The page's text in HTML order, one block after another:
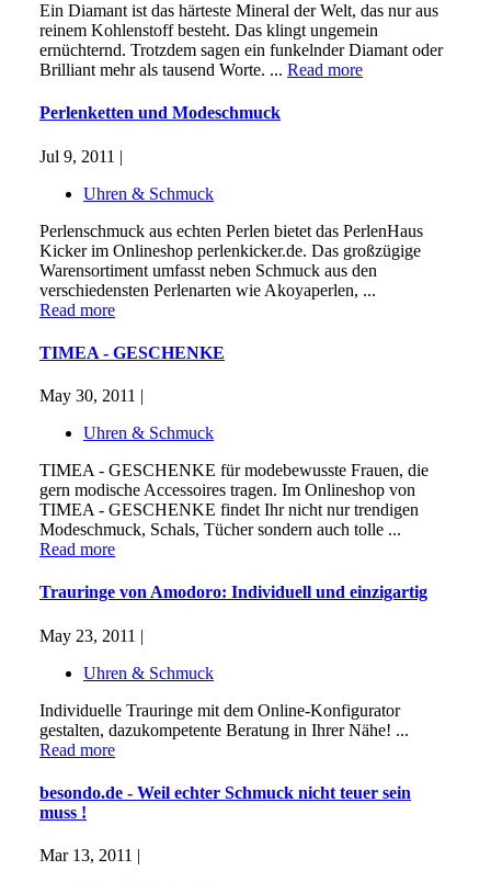
Ein Diamant ist das härteste Mineral der Welt, das nur aus
reinem Kohlenstoff besteht. Das klingt ungemein
ernüchternd. Trotzdem sagen ein funkelnder Diamant oder
Brilliant mehr als tausend Worte. ... Read more
Perlenketten und Modeschmuck
Jul 9, 2011 |
Uhren & Schmuck
Perlenschmuck aus echten Perlen bietet das PerlenHaus
Kicker im Onlineshop perlenkicker.de. Das großzügige
Warensortiment umfasst neben Schmuck aus den
verschiedensten Perlenarten wie Akoyaperlen, ...
Read more
TIMEA - GESCHENKE
May 30, 2011 |
Uhren & Schmuck
TIMEA - GESCHENKE für modebewusste Frauen, die
gern modische Accessoires tragen. Im Onlineshop von
TIMEA - GESCHENKE findet Ihr nicht nur trendigen
Modeschmuck, Schals, Tücher sondern auch tolle ...
Read more
Trauringe von Amodoro: Individuell und einzigartig
May 23, 2011 |
Uhren & Schmuck
Individuelle Trauringe mit dem Online-Konfigurator
gestalten, dazukompetente Beratung in Ihrer Nähe! ...
Read more
besondo.de - Weil echter Schmuck nicht teuer sein
muss !
Mar 13, 2011 |